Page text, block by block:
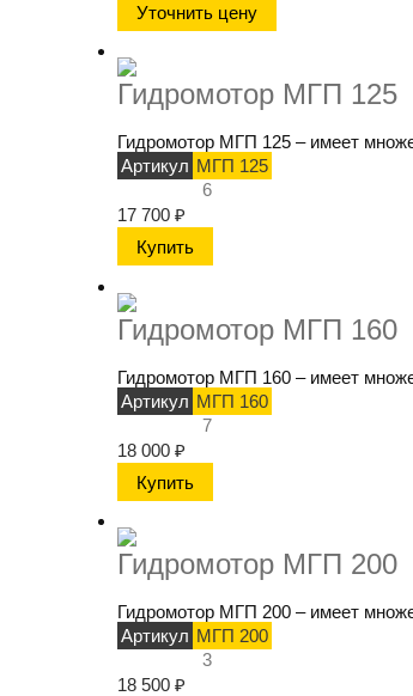
Уточнить цену
Гидромотор МГП 125
Гидромотор МГП 125 – имеет
Артикул МГП 125
6
17 700 ₽
Гидромотор МГП 160
Гидромотор МГП 160 – имеет
Артикул МГП 160
7
18 000 ₽
Гидромотор МГП 200
Гидромотор МГП 200 – имеет
Артикул МГП 200
3
18 500 ₽